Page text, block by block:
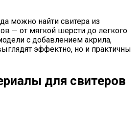
можно найти свитера из
— от мягкой шерсти до легкого
с добавлением акрила,
эффектно, но и практичны
для свитеров